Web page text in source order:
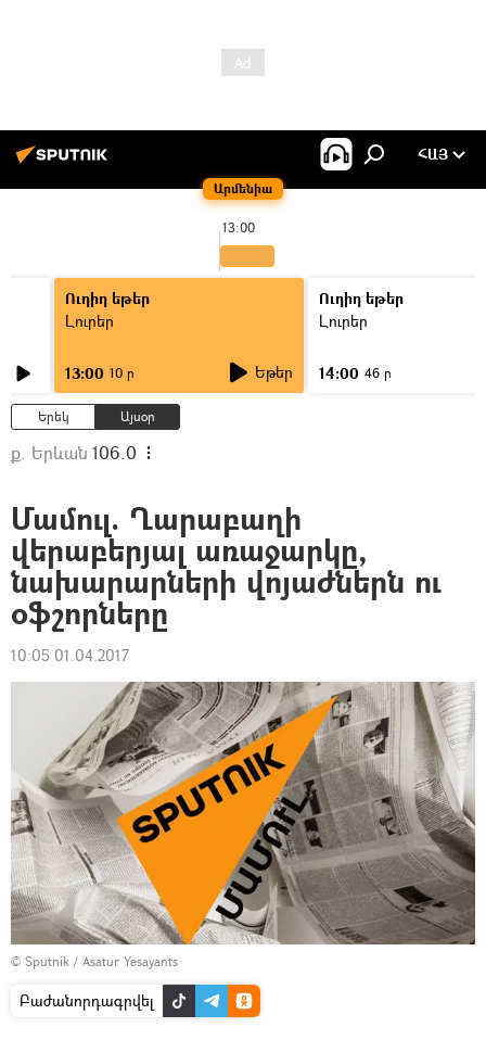
Արմենիա
ՀԱՅ
13:00
Ուղիղ եթեր
Լուրեր
13:00 10 ր Եթեր
Ուղիղ եթեր
Լուրեր
14:00 46 ր
Երեկ Այսօր
ք. Երևան 106.0
Մամուլ. Ղարաբաղի
վերաբերյալ առաջարկը,
նախարարների վոյաժներն ու
օֆշորները
10:05 01.04.2017
© Sputnik / Asatur Yesayants
Բաժանորդագրվել